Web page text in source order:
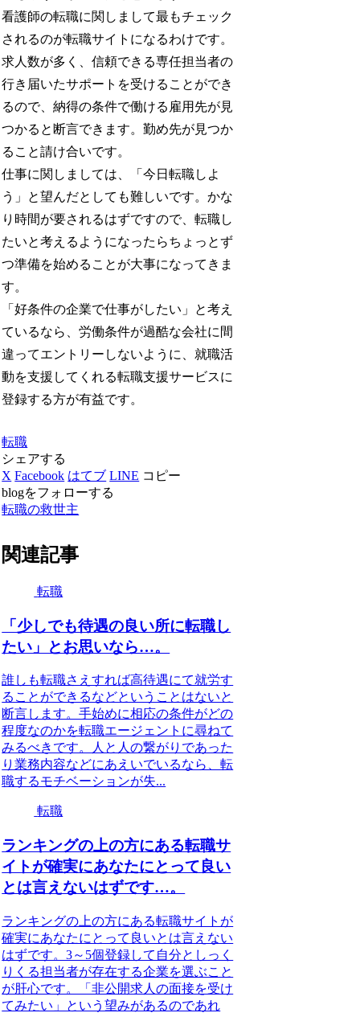
看護師の転職に関しまして最もチェック
されるのが転職サイトになるわけです。
求人数が多く、信頼できる専任担当者の
行き届いたサポートを受けることができ
るので、納得の条件で働ける雇用先が見
つかると断言できます。勤め先が見つか
ること請け合いです。
仕事に関しましては、「今日転職しよ
う」と望んだとしても難しいです。かな
り時間が要されるはずですので、転職し
たいと考えるようになったらちょっとず
つ準備を始めることが大事になってきま
す。
「好条件の企業で仕事がしたい」と考え
ているなら、労働条件が過酷な会社に間
違ってエントリーしないように、就職活
動を支援してくれる転職支援サービスに
登録する方が有益です。
転職
シェアする
X Facebook はてブ LINE コピー
blogをフォローする
転職の救世主
関連記事
転職
「少しでも待遇の良い所に転職し
たい」とお思いなら…。
誰しも転職さえすれば高待遇にて就労す
ることができるなどということはないと
断言します。手始めに相応の条件がどの
程度なのかを転職エージェントに尋ねて
みるべきです。人と人の繋がりであった
り業務内容などにあえいでいるなら、転
職するモチベーションが失...
転職
ランキングの上の方にある転職サ
イトが確実にあなたにとって良い
とは言えないはずです…。
ランキングの上の方にある転職サイトが
確実にあなたにとって良いとは言えない
はずです。3～5個登録して自分としっく
りくる担当者が存在する企業を選ぶこと
が肝心です。「非公開求人の面接を受け
てみたい」という望みがあるのであれ